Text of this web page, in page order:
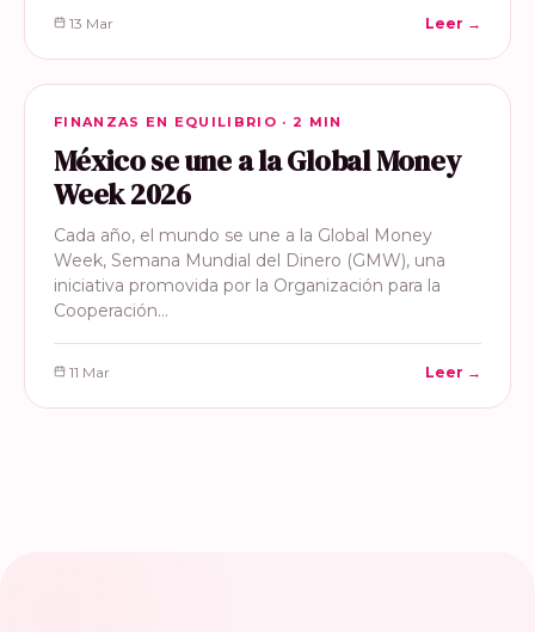
13 Mar Leer →
FINANZAS EN EQUILIBRIO
FINANZAS EN EQUILIBRIO · 2 MIN
México se une a la Global Money
Week 2026
Cada año, el mundo se une a la Global Money
Week, Semana Mundial del Dinero (GMW), una
iniciativa promovida por la Organización para la
Cooperación…
11 Mar Leer →